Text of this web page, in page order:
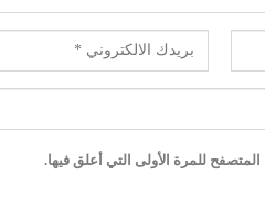
للمرة الأولى التي أعلق فيها.